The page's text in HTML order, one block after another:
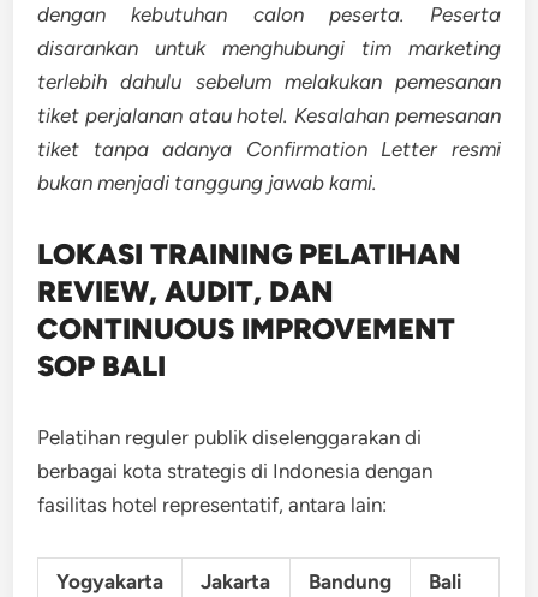
dengan kebutuhan calon peserta. Peserta
disarankan untuk menghubungi tim marketing
terlebih dahulu sebelum melakukan pemesanan
tiket perjalanan atau hotel. Kesalahan pemesanan
tiket tanpa adanya Confirmation Letter resmi
bukan menjadi tanggung jawab kami.
LOKASI TRAINING PELATIHAN
REVIEW, AUDIT, DAN
CONTINUOUS IMPROVEMENT
SOP BALI
Pelatihan reguler publik diselenggarakan di
berbagai kota strategis di Indonesia dengan
fasilitas hotel representatif, antara lain:
Yogyakarta Jakarta Bandung Bali